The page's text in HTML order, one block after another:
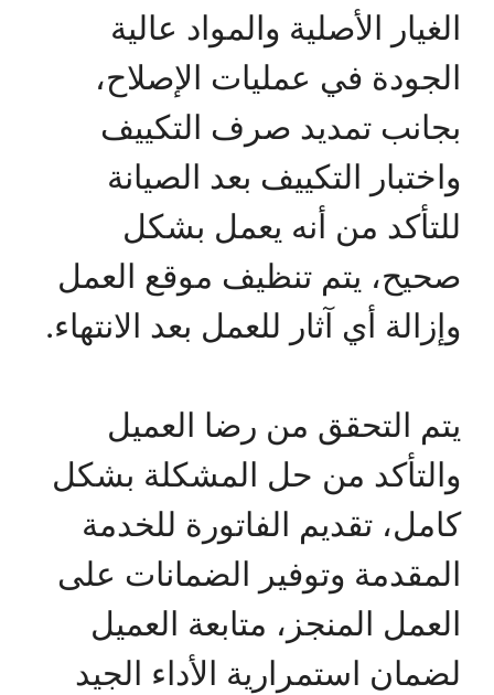
الغيار الأصلية والمواد عالية
الجودة في عمليات الإصلاح،
بجانب تمديد صرف التكييف
واختبار التكييف بعد الصيانة
للتأكد من أنه يعمل بشكل
صحيح، يتم تنظيف موقع العمل
وإزالة أي آثار للعمل بعد الانتهاء.
يتم التحقق من رضا العميل
والتأكد من حل المشكلة بشكل
كامل، تقديم الفاتورة للخدمة
المقدمة وتوفير الضمانات على
العمل المنجز، متابعة العميل
لضمان استمرارية الأداء الجيد